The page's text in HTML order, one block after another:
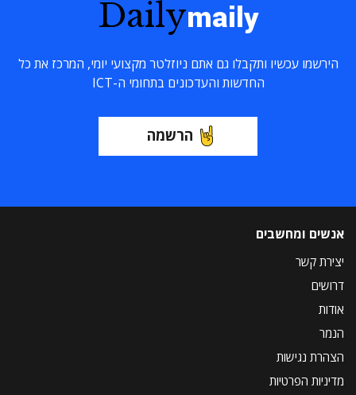
Dailymaily
הירשמו עכשיו ותקבלו גם אתם ניוזלטר מקצועי יומי, המרכז את כל
החדשות והעדכונים בתחומי ה-ICT
הרשמה
אנשים ומחשבים
יצירת קשר
דרושים
אודות
הנמר
הצהרת נגישות
מדיניות הפרטיות